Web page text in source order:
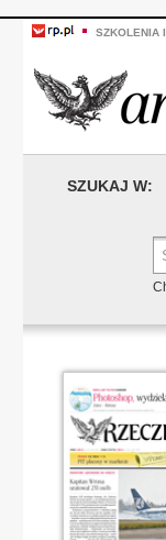
SZKOLENIA
SZUKAJ W: